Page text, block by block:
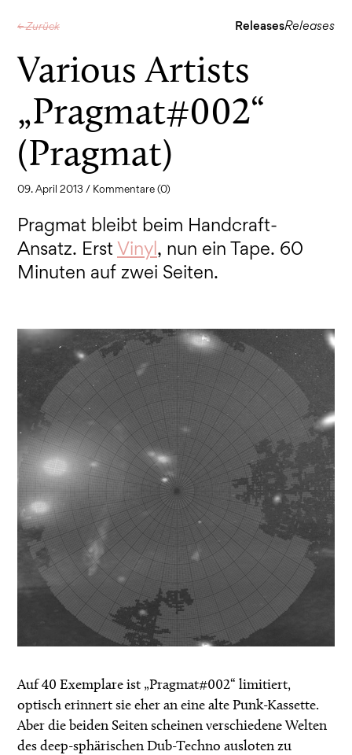
← Zurück ReleasesReleases
Various Artists
„Pragmat#002“
(Pragmat)
09. April 2013 / Kommentare (0)
Pragmat bleibt beim Handcraft-
Ansatz. Erst Vinyl, nun ein Tape. 60
Minuten auf zwei Seiten.
Auf 40 Exemplare ist „Pragmat#002“ limitiert,
optisch erinnert sie eher an eine alte Punk-Kassette.
Aber die beiden Seiten scheinen verschiedene Welten
des deep-sphärischen Dub-Techno ausloten zu